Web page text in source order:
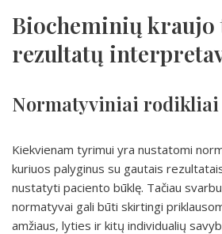
Biocheminių
rezultatų
Normatyviniai rodikliai
Kiekvienam tyrimui yra nustatomi
kuriuos palyginus su gautais
nustatyti paciento būklę. Tačiau
normatyvai gali būti skirtingi
amžiaus, lyties ir kitų individualių